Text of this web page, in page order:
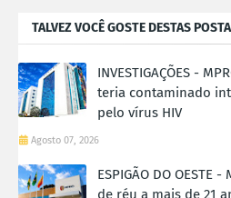
TALVEZ VOCÊ GOSTE DESTAS
INVESTIGAÇÕES -
teria contaminado
pelo vírus HIV
Agosto 07, 2026
ESPIGÃO DO OESTE